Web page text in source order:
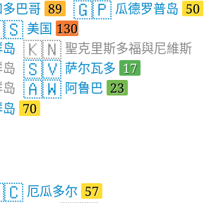
巴哥 89 🇬🇵 瓜德罗普岛 50
美国 130
🇰🇳 聖克里斯多福與尼維斯
🇸🇻 萨尔瓦多 17
🇦🇼 阿鲁巴 23
70
厄瓜多尔 57